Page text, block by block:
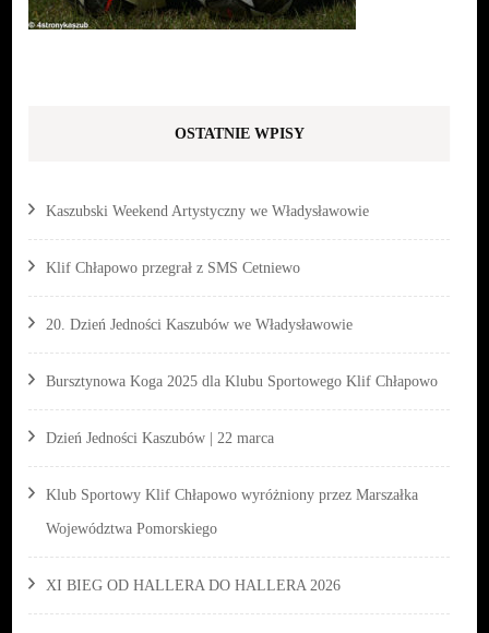
OSTATNIE WPISY
Kaszubski Weekend Artystyczny we Władysławowie
Klif Chłapowo przegrał z SMS Cetniewo
20. Dzień Jedności Kaszubów we Władysławowie
Bursztynowa Koga 2025 dla Klubu Sportowego Klif Chłapowo
Dzień Jedności Kaszubów | 22 marca
Klub Sportowy Klif Chłapowo wyróżniony przez Marszałka
Województwa Pomorskiego
XI BIEG OD HALLERA DO HALLERA 2026